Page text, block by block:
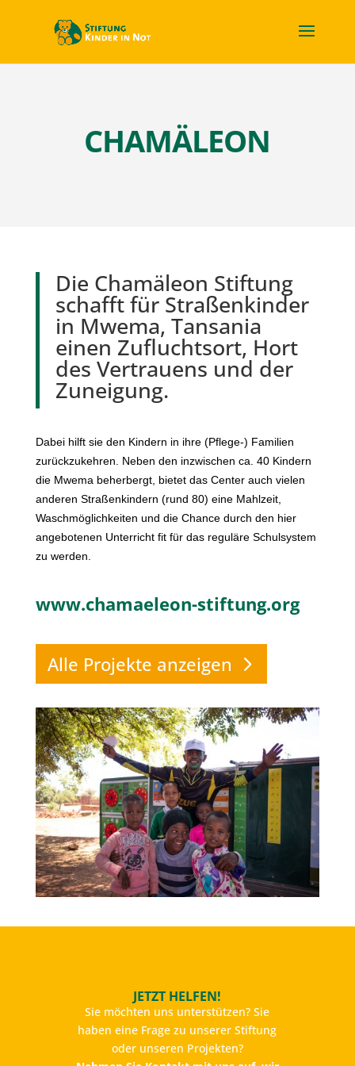
CHAMÄLEON
Die Chamäleon Stiftung
schafft für Straßenkinder
in Mwema, Tansania
einen Zufluchtsort, Hort
des Vertrauens und der
Zuneigung.
Dabei hilft sie den Kindern in ihre (Pflege-) Familien
zurückzukehren. Neben den inzwischen ca. 40 Kindern
die Mwema beherbergt, bietet das Center auch vielen
anderen Straßenkindern (rund 80) eine Mahlzeit,
Waschmöglichkeiten und die Chance durch den hier
angebotenen Unterricht fit für das reguläre Schulsystem
zu werden.
www.chamaeleon-stiftung.org
Alle Projekte anzeigen
JETZT HELFEN!
Sie möchten uns unterstützen? Sie
haben eine Frage zu unserer Stiftung
oder unseren Projekten?